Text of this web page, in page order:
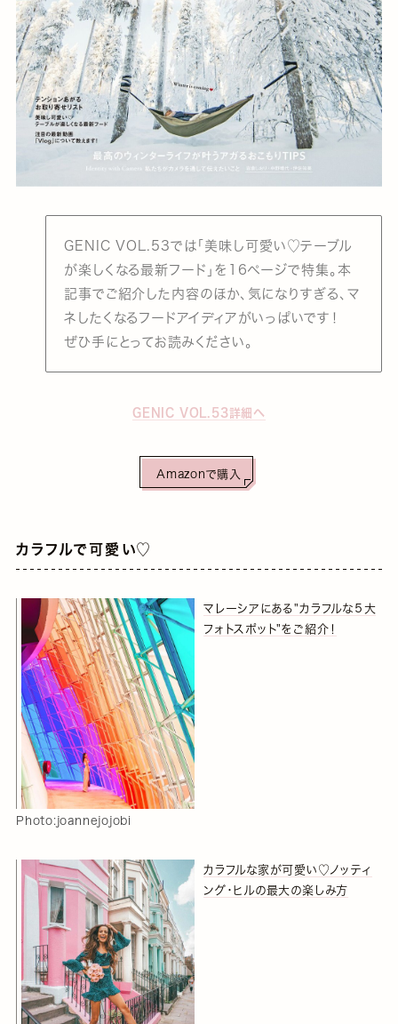
GENIC VOL.53では「美味し可愛い♡テーブル
が楽しくなる最新フード」を16ページで特集。本
記事でご紹介した内容のほか、気になりすぎる、マ
ネしたくなるフードアイディアがいっぱいです！
ぜひ手にとってお読みください。
GENIC VOL.53詳細へ
Amazonで購入
カラフルで可愛い♡
Photo:joannejojobi
マレーシアにある"カラフルな５大
フォトスポット"をご紹介！
カラフルな家が可愛い♡ノッティ
ング・ヒルの最大の楽しみ方